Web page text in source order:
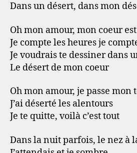
Dans un désert, dans mon
Oh mon amour, mon coeur
Je compte les heures je
Je voudrais te dessiner dans
Le désert de mon coeur
Oh mon amour, je passe mon
J’ai déserté les alentours
Je te quitte, voilà c’est tout
Dans la nuit parfois, le nez à